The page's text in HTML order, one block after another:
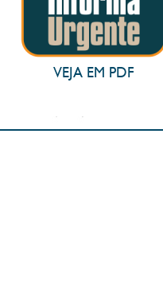
VEJA EM PDF